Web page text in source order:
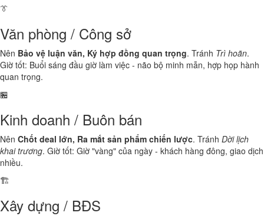
👔
Văn phòng / Công sở
Nên Bảo vệ luận văn, Ký hợp đồng quan trọng. Tránh Trì hoãn.
Giờ tốt: Buổi sáng đầu giờ làm việc - não bộ minh mẫn, hợp họp hành
quan trọng.
🏪
Kinh doanh / Buôn bán
Nên Chốt deal lớn, Ra mắt sản phẩm chiến lược. Tránh Dời lịch
khai trương. Giờ tốt: Giờ "vàng" của ngày - khách hàng đông, giao dịch
nhiều.
🏗️
Xây dựng / BĐS